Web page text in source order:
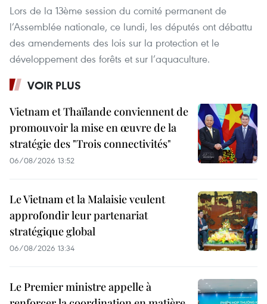
Lors de la 13ème session du comité permanent de
l’Assemblée nationale, ce lundi, les députés ont débattu
des amendements des lois sur la protection et le
développement des forêts et sur l’aquaculture.
VOIR PLUS
Vietnam et Thaïlande conviennent de
promouvoir la mise en œuvre de la
stratégie des "Trois connectivités"
06/08/2026 13:52
Le Vietnam et la Malaisie veulent
approfondir leur partenariat
stratégique global
06/08/2026 13:34
Le Premier ministre appelle à